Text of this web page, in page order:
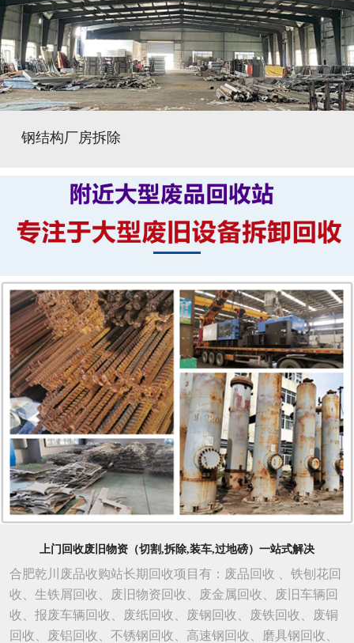
钢结构厂房拆除
上门回收废旧物资（切割,拆除,装车,过地磅）一站式解决
合肥乾川废品收购站长期回收项目有：废品回收 、铁刨花回
收、生铁屑回收、废旧物资回收、废金属回收、废旧车辆回
收、报废车辆回收、废纸回收、废钢回收、废铁回收、废铜
回收、废铝回收、不锈钢回收、高速钢回收、磨具钢回收、